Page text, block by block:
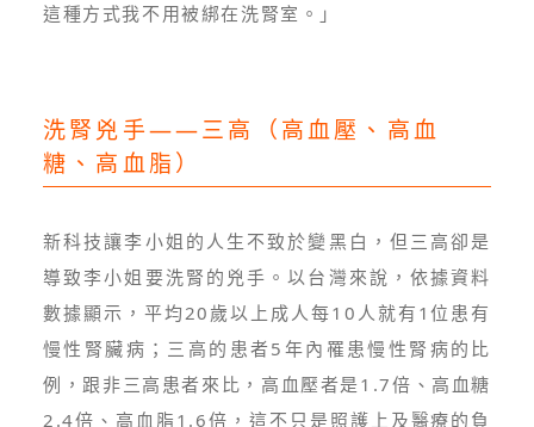
這種方式我不用被綁在洗腎室。」
洗腎兇手——三高（高血壓、高血
糖、高血脂）
新科技讓李小姐的人生不致於變黑白，但三高卻是
導致李小姐要洗腎的兇手。以台灣來說，依據資料
數據顯示，平均20歲以上成人每10人就有1位患有
慢性腎臟病；三高的患者5年內罹患慢性腎病的比
例，跟非三高患者來比，高血壓者是1.7倍、高血糖
2.4倍、高血脂1.6倍，這不只是照護上及醫療的負